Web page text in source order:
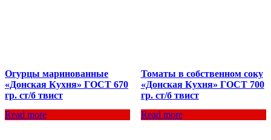
Огурцы маринованные
«Донская Кухня» ГОСТ 670
гр. ст/б твист
Read more
Томаты в собственном соку
«Донская Кухня» ГОСТ 700
гр. ст/б твист
Read more